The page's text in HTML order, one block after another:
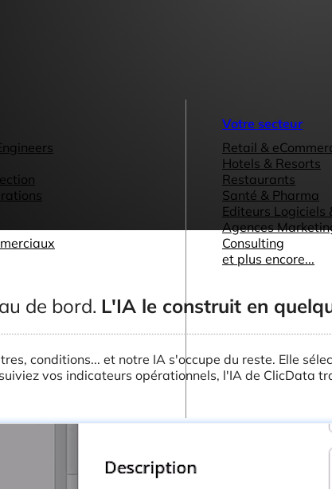
Votre secteur
Retail &
Hotels & Resorts
Restaurants
Santé & Pharma
Editeurs Logiciels
Agences
Consulting
et plus encore...
de bord. L'IA le construit en
conditions... et notre IA s'occupe du reste. Elle
vos indicateurs opérationnels, l'IA de ClicData